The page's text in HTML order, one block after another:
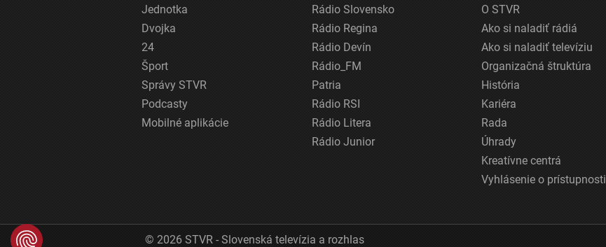
Jednotka
Dvojka
24
Šport
Správy STVR
Podcasty
Mobilné aplikácie
Rádio Slovensko
Rádio Regina
Rádio Devín
Rádio_FM
Patria
Rádio RSI
Rádio Litera
Rádio Junior
O STVR
Ako si naladiť rádiá
Ako si naladiť televíziu
Organizačná štruktúra
História
Kariéra
Rada
Úhrady
Kreatívne centrá
Vyhlásenie o prístupnosti
© 2026 STVR - Slovenská televízia a rozhlas